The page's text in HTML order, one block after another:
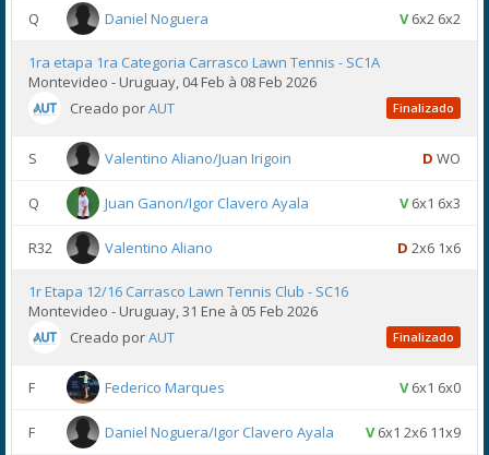
Q Daniel Noguera V6x2 6x2
1ra etapa 1ra Categoria Carrasco Lawn Tennis - SC1A
Montevideo - Uruguay, 04 Feb à 08 Feb 2026
Creado porAUT Finalizado
S Valentino Aliano/Juan Irigoin D WO
Q Juan Ganon/Igor Clavero Ayala V6x1 6x3
R32 Valentino Aliano D 2x6 1x6
1r Etapa 12/16 Carrasco Lawn Tennis Club - SC16
Montevideo - Uruguay, 31 Ene à 05 Feb 2026
Creado porAUT Finalizado
F Federico Marques V6x1 6x0
F Daniel Noguera/Igor Clavero Ayala V6x1 2x6 11x9